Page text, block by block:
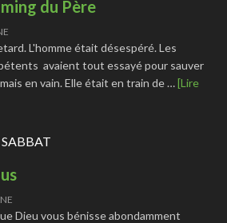
du Père
L'homme était désespéré. Les
avaient tout essayé pour sauver
en vain. Elle était en train de …[Lire
SABBAT
Dieu vous bénisse abondamment